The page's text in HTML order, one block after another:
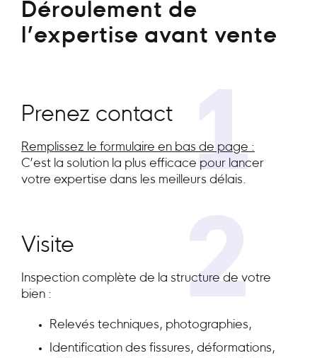
Déroulement de
l’expertise avant vente
1
Prenez contact
Remplissez le formulaire en bas de page :
C’est la solution la plus efficace pour lancer
votre expertise dans les meilleurs délais.
2
Visite
Inspection complète de la structure de votre
bien :
Relevés techniques, photographies,
Identification des fissures, déformations,